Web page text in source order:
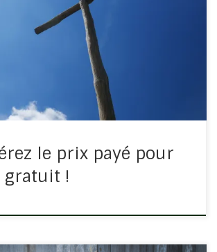
chose à 0,10€ pour quelqu’un,
gratuit et ce ne sera pas grand chose si
chose à 1€, ça va ? 10 € ça
le prix payé pour
gratuit !